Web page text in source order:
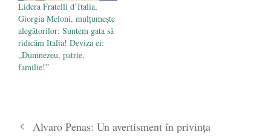
Lidera Fratelli d’Italia,
Giorgia Meloni, mulțumește
alegătorilor: Suntem gata să
ridicăm Italia! Deviza ei:
„Dumnezeu, patrie,
familie!”
Alvaro Penas: Un avertisment în privința